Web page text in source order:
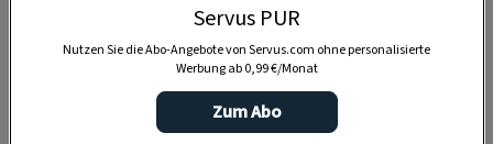
Anzeige
Servus PUR
Nutzen Sie die Abo-Angebote von Servus.com ohne personalisierte
Werbung ab 0,99 €/Monat
Zum Abo